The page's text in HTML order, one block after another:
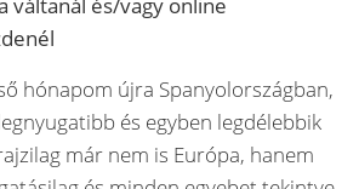
váltanál és/vagy online
hónapom újra Spanyolországban,
és egyben legdélebbik
már nem is Európa, hanem